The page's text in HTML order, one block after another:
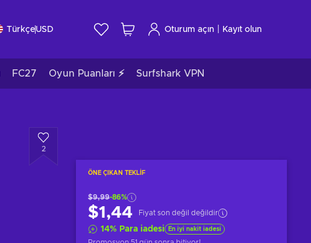
TürkçeUSD Oturum açın Kayıt olun
FC27 Oyun Puanları ⚡ Surfshark VPN
2
ÖNE ÇIKAN TEKLIF
$9,99-86%
$1,44 Fiyat son değil değildir
14% Para iadesi En iyi nakit iadesi